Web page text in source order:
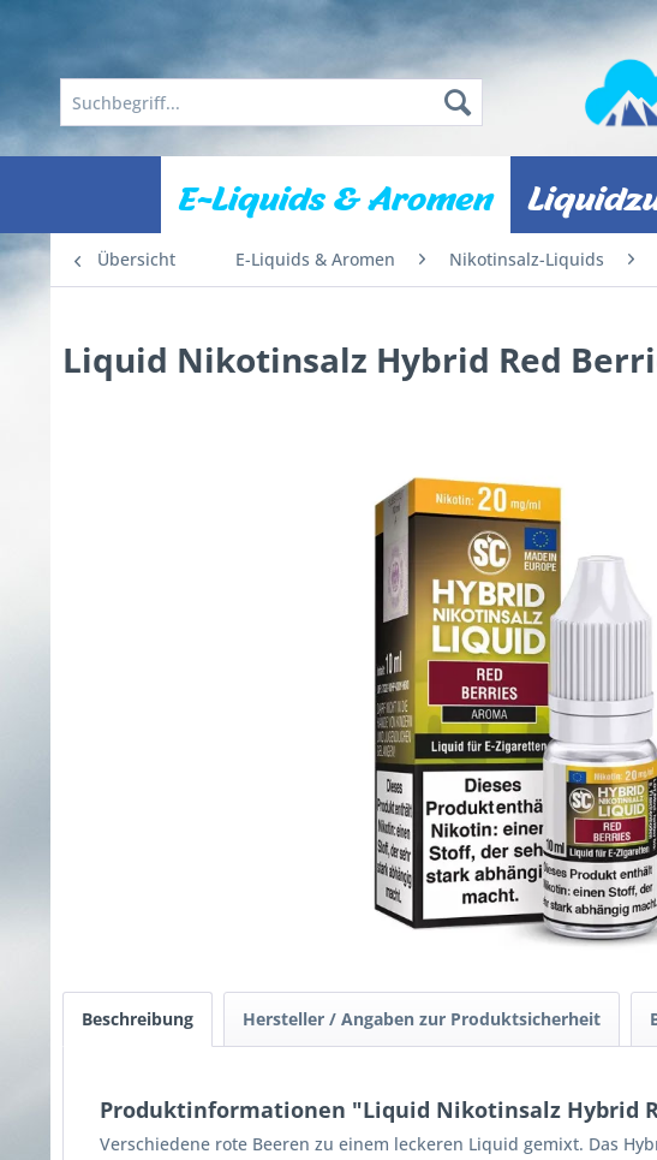
E-Liquids & Aromen
Übersicht E-Liquids & Aromen Nikotinsalz-Liquids
Liquid Nikotinsalz Hybrid Red
Beschreibung Hersteller / Angaben zur Produktsicherheit
Produktinformationen "Liquid Nikotinsalz Hybrid
Verschiedene rote Beeren zu einem leckeren Liquid gemixt. Das